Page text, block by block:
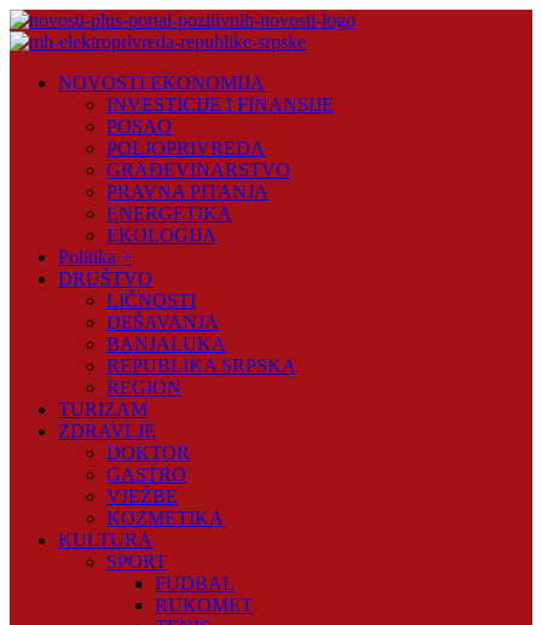
Skip
to
Plus
NOVOSTI EKONOMIJA
INVESTICIJE I FINANSIJE
POSAO
POLJOPRIVREDA
GRAĐEVINARSTVO
PRAVNA PITANJA
ENERGETIKA
EKOLOGIJA
Politika +
DRUŠTVO
LIČNOSTI
DEŠAVANJA
BANJALUKA
REPUBLIKA SRPSKA
REGION
TURIZAM
ZDRAVLJE
DOKTOR
GASTRO
VJEŽBE
KOZMETIKA
KULTURA
SPORT
FUDBAL
RUKOMET